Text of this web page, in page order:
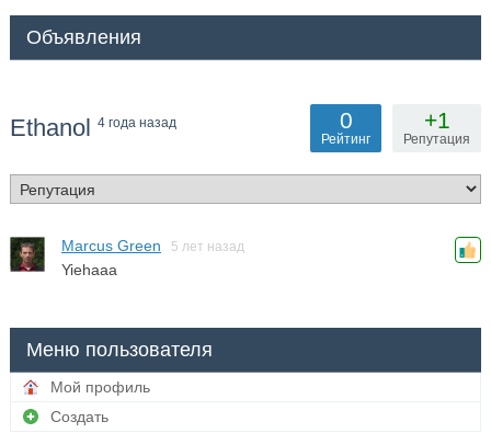
Объявления
Ethanol 4 года назад +1
Репутация
0
Рейтинг
Marcus Green 5 лет назад
Yiehaaa
Меню пользователя
Мой профиль
Создать